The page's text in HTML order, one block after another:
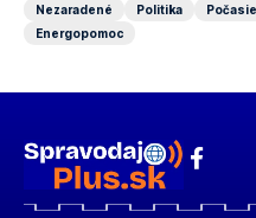
Nezaradené
Politika Počasie
Energopomoc